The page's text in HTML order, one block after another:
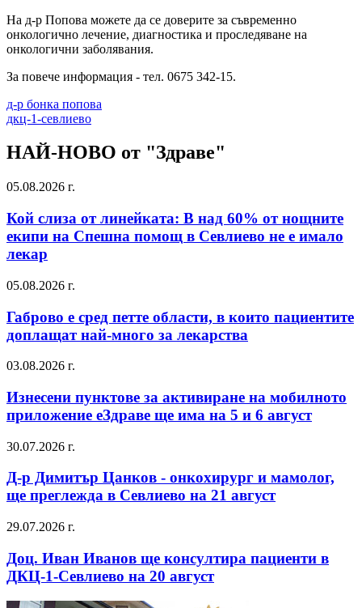
На д-р Попова можете да се доверите за съвременно
онкологично лечение, диагностика и проследяване на
онкологични заболявания.
За повече информация - тел. 0675 342-15.
д-р бонка попова
дкц-1-севлиево
НАЙ-НОВО от "Здраве"
05.08.2026 г.
Кой слиза от линейката: В над 60% от нощните
екипи на Спешна помощ в Севлиево не е имало
лекар
05.08.2026 г.
Габрово е сред петте области, в които пациентите
доплащат най-много за лекарства
03.08.2026 г.
Изнесени пунктове за активиране на мобилното
приложение еЗдраве ще има на 5 и 6 август
30.07.2026 г.
Д-р Димитър Цанков - онкохирург и мамолог,
ще преглежда в Севлиево на 21 август
29.07.2026 г.
Доц. Иван Иванов ще консултира пациенти в
ДКЦ-1-Севлиево на 20 август